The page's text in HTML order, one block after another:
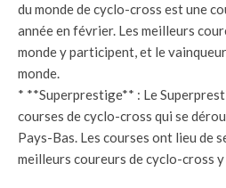
du monde de cyclo-cross est une
année en février. Les meilleurs
monde y participent, et le
monde.
* **Superprestige** : Le
courses de cyclo-cross qui se
Pays-Bas. Les courses ont lieu de
meilleurs coureurs de cyclo-cross